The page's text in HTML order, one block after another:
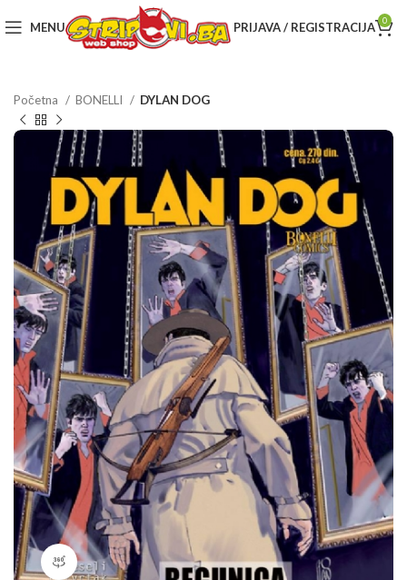
MENU PRIJAVA / REGISTRACIJA 0
Početna BONELLI DYLAN DOG
360 product view